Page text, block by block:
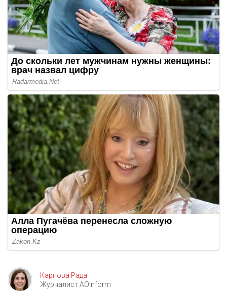
Карпова Рада
Журналист AOinform